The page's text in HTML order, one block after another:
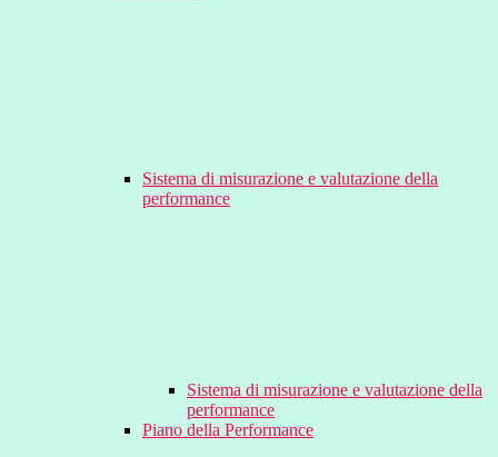
Sistema di misurazione e valutazione della
performance
Sistema di misurazione e valutazione della
performance
Piano della Performance